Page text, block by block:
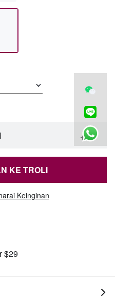
+
KE TROLI
Keinginan
$29